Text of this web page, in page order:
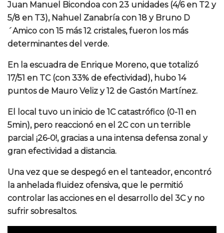
Juan Manuel Bicondoa con 23 unidades (4/6 en T2 y
5/8 en T3), Nahuel Zanabría con 18 y Bruno D
´Amico con 15 más 12 cristales, fueron los más
determinantes del verde.
En la escuadra de Enrique Moreno, que totalizó
17/51 en TC (con 33% de efectividad), hubo 14
puntos de Mauro Veliz y 12 de Gastón Martínez.
El local tuvo un inicio de 1C catastrófico (0-11 en
5min), pero reaccionó en el 2C con un terrible
parcial ¡26-0!, gracias a una intensa defensa zonal y
gran efectividad a distancia.
Una vez que se despegó en el tanteador, encontró
la anhelada fluidez ofensiva, que le permitió
controlar las acciones en el desarrollo del 3C y no
sufrir sobresaltos.